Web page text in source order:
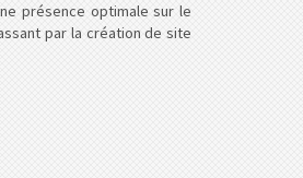
présence optimale sur le
par la création de site